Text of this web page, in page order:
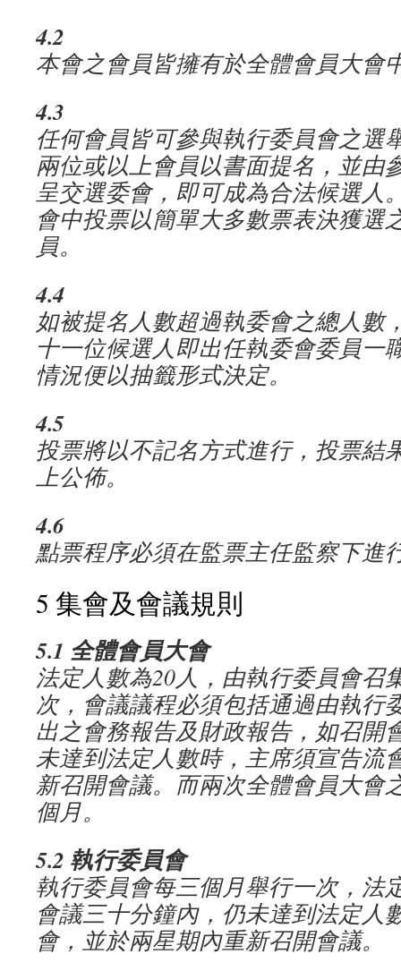
4.2
本會之會員皆擁有於全體會員大會
4.3
任何會員皆可參與執行委員會之選
兩位或以上會員以書面提名，並由
呈交選委會，即可成為合法候選人
會中投票以簡單大多數票表決獲選
員。
4.4
如被提名人數超過執委會之總人數
十一位候選人即出任執委會委員一
情況便以抽籤形式決定。
4.5
投票將以不記名方式進行，投票結
上公佈。
4.6
點票程序必須在監票主任監察下進
5 集會及會議規則
5.1 全體會員大會
法定人數為20人，由執行委員會召
次，會議議程必須包括通過由執行
出之會務報告及財政報告，如召開
未達到法定人數時，主席須宣告流
新召開會議。而兩次全體會員大會
個月。
5.2 執行委員會
執行委員會每三個月舉行一次，法
會議三十分鐘內，仍未達到法定人
會，並於兩星期內重新召開會議。